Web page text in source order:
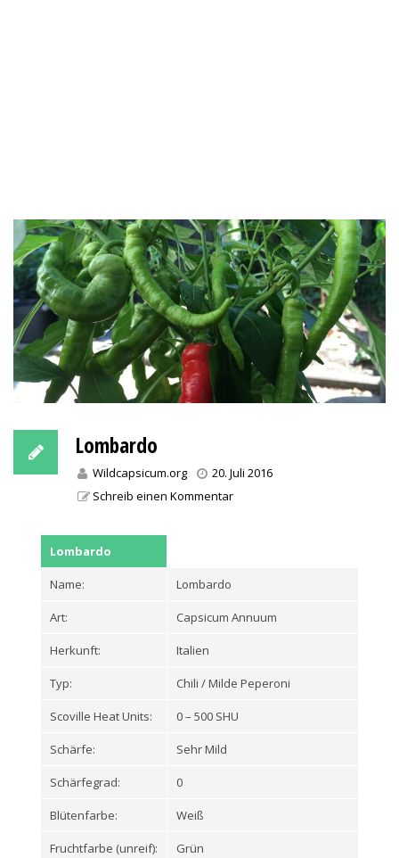
Lombardo
Wildcapsicum.org
20. Juli 2016
Schreib einen Kommentar
Lombardo
Name: Lombardo
Art: Capsicum Annuum
Herkunft: Italien
Typ: Chili / Milde Peperoni
Scoville Heat Units: 0 – 500 SHU
Schärfe: Sehr Mild
Schärfegrad: 0
Blütenfarbe: Weiß
Fruchtfarbe (unreif): Grün